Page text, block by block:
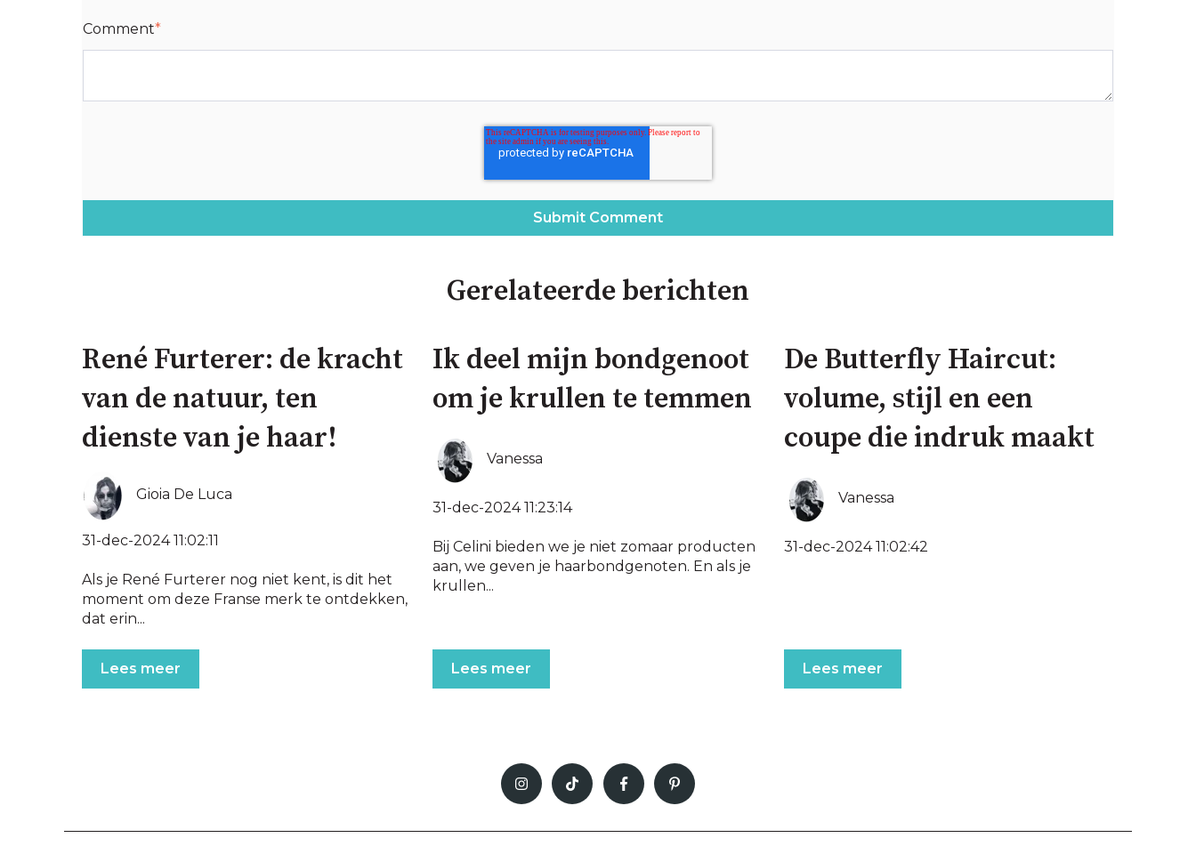
Comment*
Gerelateerde berichten
René Furterer: de kracht
van de natuur, ten
dienste van je haar!
Gioia De Luca
31-dec-2024 11:02:11
Als je René Furterer nog niet kent, is dit het
moment om deze Franse merk te ontdekken,
dat erin...
Lees meer
Ik deel mijn bondgenoot
om je krullen te temmen
Vanessa
31-dec-2024 11:23:14
Bij Celini bieden we je niet zomaar producten
aan, we geven je haarbondgenoten. En als je
krullen...
Lees meer
De Butterfly Haircut:
volume, stijl en een
coupe die indruk maakt
Vanessa
31-dec-2024 11:02:42
Lees meer